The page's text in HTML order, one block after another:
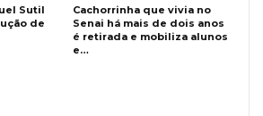
Sutil
de
Cachorrinha que vivia no
Senai há mais de dois anos
é retirada e mobiliza alunos
e…